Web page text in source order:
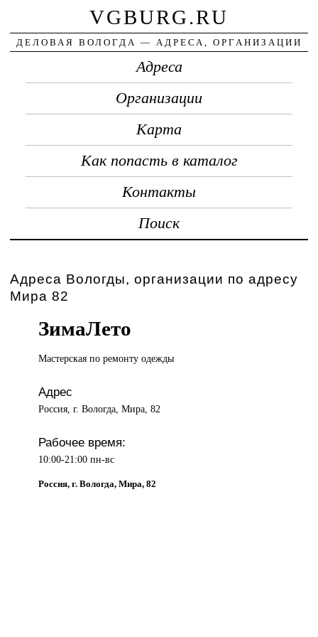
VGBURG.RU
ДЕЛОВАЯ ВОЛОГДА — АДРЕСА, ОРГАНИЗАЦИИ
Адреса
Организации
Карта
Как попасть в каталог
Контакты
Поиск
Адреса Вологды, организации по адресу
Мира 82
ЗимаЛето
Мастерская поремонту одежды
Адрес
Россия, г. Вологда, Мира, 82
Рабочее время:
10:00-21:00 пн-вс
Россия, г. Вологда, Мира, 82